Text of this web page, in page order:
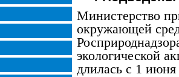
Министерство
окружающей
экологической
длилась с 1 июня